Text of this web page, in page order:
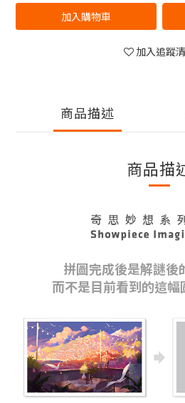
加入購物車
加入追蹤
商品描述
商品描
拼圖完成後是解謎後
而不是目前看到的這幅